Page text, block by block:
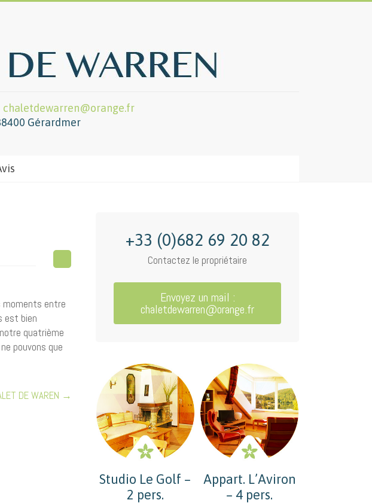
chaletdewarren@orange.fr
Gérardmer
moments entre
est bien
quatrième
pouvons que
DE WAREN →
+33 (0)682 69 20 82
Contactez le propriétaire
Envoyez un mail :
chaletdewarren@orange.fr
Studio Le Golf –
2 pers.
Appart. L’Aviron
– 4 pers.